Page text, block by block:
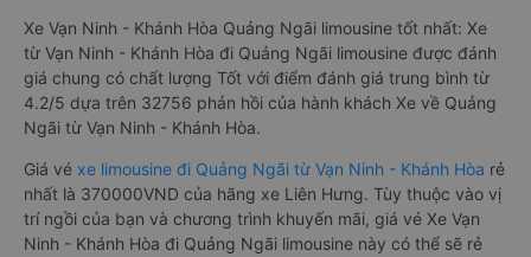
Xe Vạn Ninh - Khánh Hòa Quảng Ngãi limousine tốt nhất: Xe
từ Vạn Ninh - Khánh Hòa đi Quảng Ngãi limousine được đánh
giá chung có chất lượng Tốt với điểm đánh giá trung bình từ
4.2/5 dựa trên 32756 phản hồi của hành khách Xe về Quảng
Ngãi từ Vạn Ninh - Khánh Hòa.
Giá vé xe limousine đi Quảng Ngãi từ Vạn Ninh - Khánh Hòa rẻ
nhất là 370000VND của hãng xe Liên Hưng. Tùy thuộc vào vị
trí ngồi của bạn và chương trình khuyến mãi, giá vé Xe Vạn
Ninh - Khánh Hòa đi Quảng Ngãi limousine này có thể sẽ rẻ